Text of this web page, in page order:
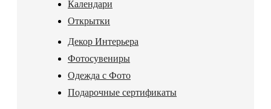
Календари
Открытки
Декор Интерьера
Фотосувениры
Одежда с Фото
Подарочные сертификаты